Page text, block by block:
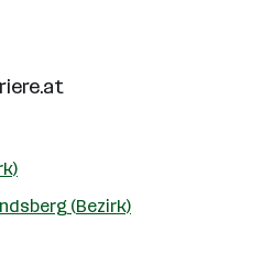
(Bezirk)